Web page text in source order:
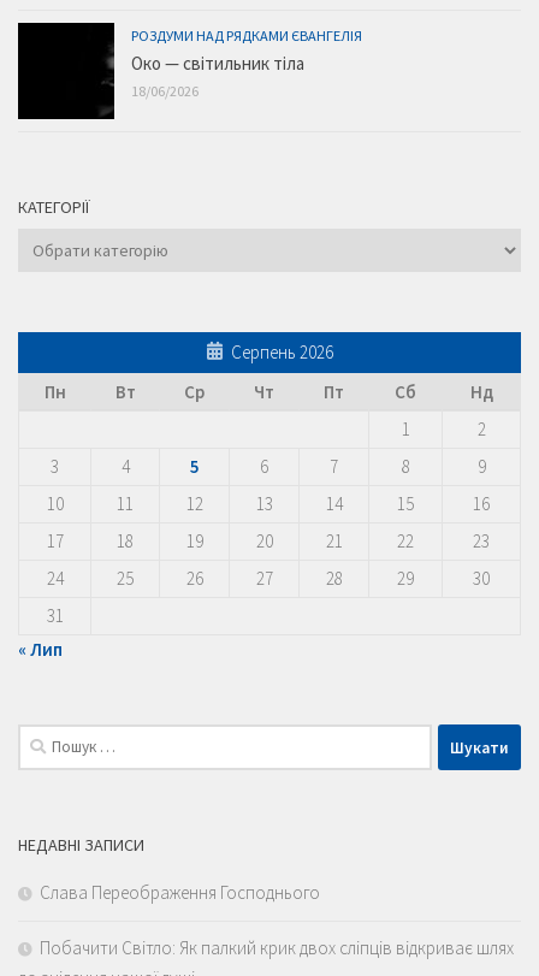
РОЗДУМИ НАД РЯДКАМИ ЄВАНГЕЛІЯ
Око — світильник тіла
18/06/2026
КАТЕГОРІЇ
Категорії
Серпень 2026
Пн
Вт Ср Чт Пт Сб
Нд
1
2
3
4 5 6 7 8
9
10
11 12 13 14 15
16
17
18 19 20 21 22
23
24
25 26 27 28 29
30
31
« Лип
Пошук:
НЕДАВНІ ЗАПИСИ
Слава Переображення Господнього
Побачити Світло: Як палкий крик двох сліпців відкриває шлях